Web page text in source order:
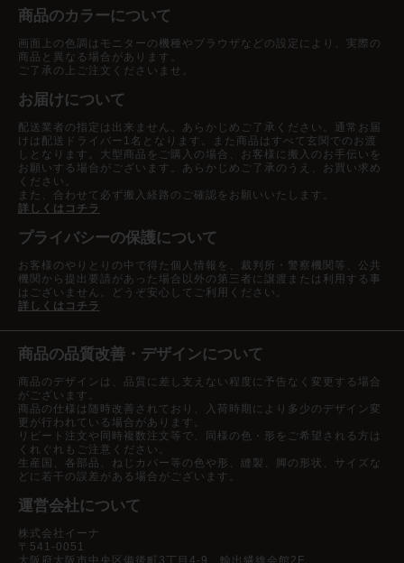
商品のカラーについて
画面上の色調はモニターの機種やブラウザなどの設定により、実際の
商品と異なる場合があります。
ご了承の上ご注文くださいませ。
お届けについて
配送業者の指定は出来ません。あらかじめご了承ください。通常お届
けは配送ドライバー1名となります。また商品はすべて玄関でのお渡
しとなります。大型商品をご購入の場合、お客様に搬入のお手伝いを
お願いする場合がございます。あらかじめご了承のうえ、お買い求め
ください。
また、合わせて必ず搬入経路のご確認をお願いいたします。
詳しくはコチラ
プライバシーの保護について
お客様のやりとりの中で得た個人情報を、裁判所・警察機関等、公共
機関から提出要請があった場合以外の第三者に譲渡または利用する事
はございません。どうぞ安心してご利用ください。
詳しくはコチラ
商品の品質改善・デザインについて
商品のデザインは、品質に差し支えない程度に予告なく変更する場合
がございます。
商品の仕様は随時改善されており、入荷時期により多少のデザイン変
更が行われている場合があります。
リピート注文や同時複数注文等で、同様の色・形をご希望される方は
くれぐれもご注意ください。
生産国、各部品、ねじカバー等の色や形、縫製、脚の形状、サイズな
どに若干の誤差がある場合がございます。
運営会社について
株式会社イーナ
〒541-0051
大阪府大阪市中央区備後町3丁目4-9 輸出繊維会館2F